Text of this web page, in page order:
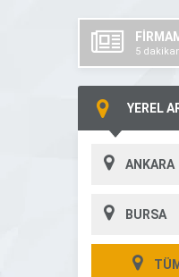
5
YEREL
ANKARA
BURSA